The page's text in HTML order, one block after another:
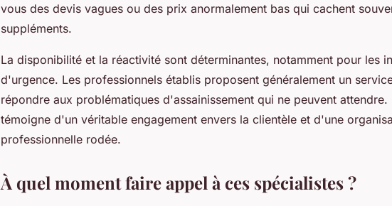
vous des devis vagues ou des prix anormalement bas qui cachent
suppléments.
La disponibilité et la réactivité sont déterminantes, notamment pour les
d'urgence. Les professionnels établis proposent généralement un
répondre aux problématiques d'assainissement qui ne peuvent attendre.
témoigne d'un véritable engagement envers la clientèle et d'une
professionnelle rodée.
À quel moment faire appel à ces spécialistes ?